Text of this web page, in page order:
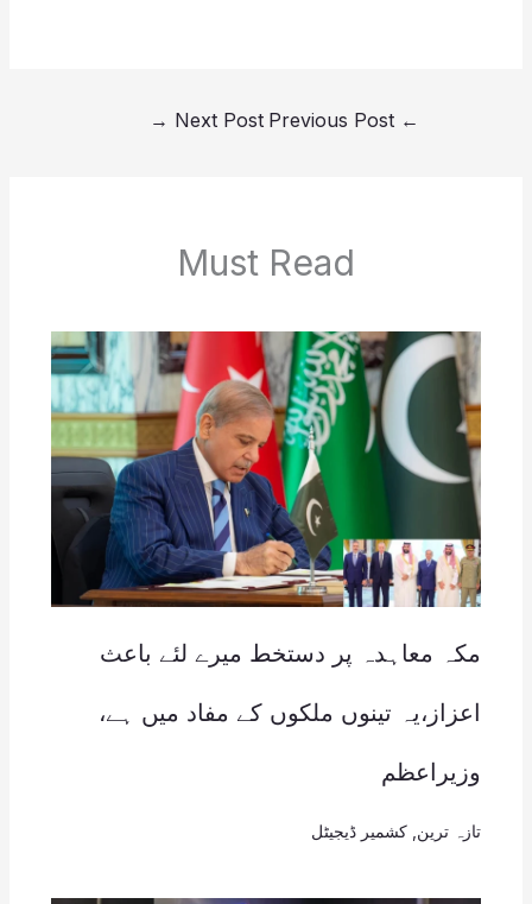
←
Next Post
→
Must Read
مکہ معاہدہ پر دستخط میرے لئے باعث
اعزاز،یہ تینوں ملکوں کے مفاد میں ہے،
وزیراعظم
تازہ ترین کشمیر ڈیجیٹل